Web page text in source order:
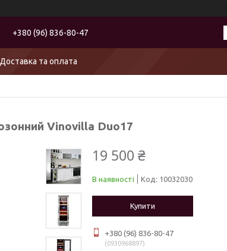
+380 (96) 836-80-47
Доставка та оплата
Vinovilla Duo17
19 500 ₴
В наявності Код: 10032030
Купити
+380 (96) 836-80-47
0930968897